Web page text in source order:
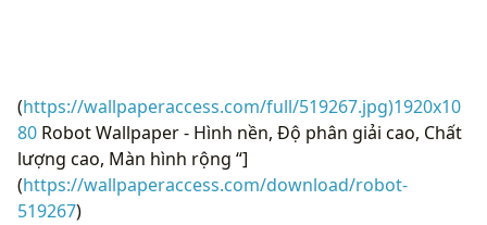
(https://wallpaperaccess.com/full/519267.jpg)1920x10
80 Robot Wallpaper - Hình nền, Độ phân giải cao, Chất
lượng cao, Màn hình rộng “]
(https://wallpaperaccess.com/download/robot-
519267)